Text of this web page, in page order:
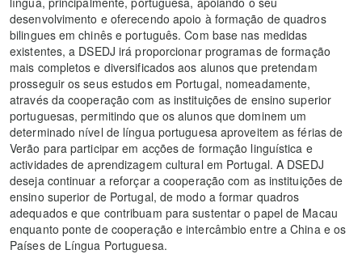
desenvolvimento e oferecendo apoio à formação de quadros
bilingues em chinês e português. Com base nas medidas
existentes, a DSEDJ irá proporcionar programas de formação
mais completos e diversificados aos alunos que pretendam
prosseguir os seus estudos em Portugal, nomeadamente,
através da cooperação com as instituições de ensino superior
portuguesas, permitindo que os alunos que dominem um
determinado nível de língua portuguesa aproveitem as férias de
Verão para participar em acções de formação linguística e
actividades de aprendizagem cultural em Portugal. A DSEDJ
deseja continuar a reforçar a cooperação com as instituições de
ensino superior de Portugal, de modo a formar quadros
adequados e que contribuam para sustentar o papel de Macau
enquanto ponte de cooperação e intercâmbio entre a China e os
Países de Língua Portuguesa.